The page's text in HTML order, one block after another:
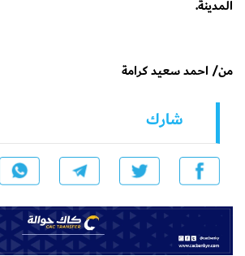
المدينة.
من/ احمد سعيد كرامة
شارك